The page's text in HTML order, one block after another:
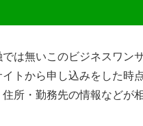
は無いこのビジネスワン
トから申し込みをした時
住所・勤務先の情報などが